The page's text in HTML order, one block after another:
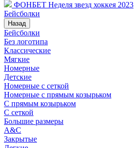
ФОНБЕТ Неделя звезд хоккея 2023
Бейсболки
Назад
Бейсболки
Без логотипа
Классические
Мягкие
Номерные
Детские
Номерные с сеткой
Номерные с прямым козырьком
С прямым козырьком
С сеткой
Большие размеры
A&C
Закрытые